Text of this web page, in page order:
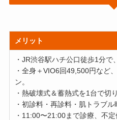
メリット
・JR渋谷駅ハチ公口徒歩1分
・全身＋VIO6回49,500円など
ン。
・熱破壊式＆蓄熱式を1台で切
・初診料・再診料・肌トラブ
・11:00〜21:00まで診療、不